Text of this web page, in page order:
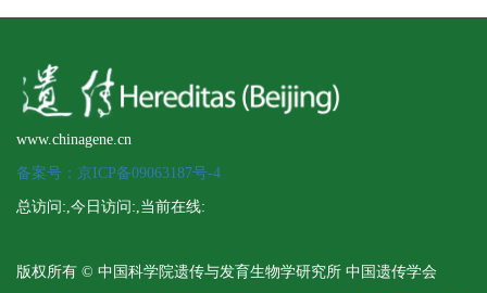
www.chinagene.cn
备案号：京ICP备09063187号-4
总访问:,今日访问:,当前在线:
版权所有 © 中国科学院遗传与发育生物学研究所 中国遗传学会